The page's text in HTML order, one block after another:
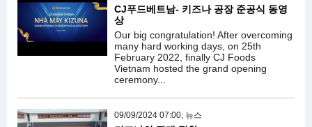
CJ푸드베트남- 키즈나 공장 준공식 동영
상
Our big congratulation! After overcoming
many hard working days, on 25th
February 2022, finally CJ Foods
Vietnam hosted the grand opening
ceremony...
09/09/2024 07:00, 뉴스